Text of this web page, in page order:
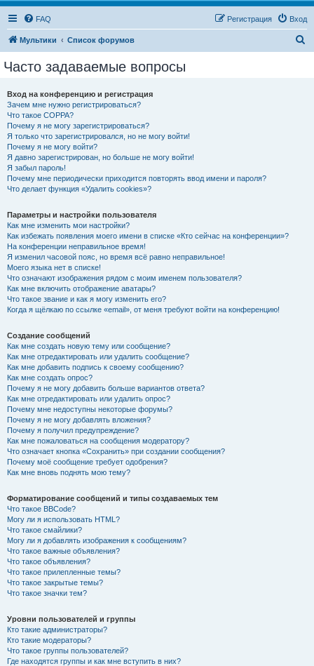
FAQ Вход
Регистрация
Мультики Список форумов
Часто задаваемые вопросы
Вход на конференцию и регистрация
Зачем мне нужно регистрироваться?
Что такое COPPA?
Почему я не могу зарегистрироваться?
Я только что зарегистрировался, но не могу войти!
Почему я не могу войти?
Я давно зарегистрирован, но больше не могу войти!
Я забыл пароль!
Почему мне периодически приходится повторять ввод имени и пароля?
Что делает функция «Удалить cookies»?
Параметры и настройки пользователя
Как мне изменить мои настройки?
Как избежать появления моего имени в списке «Кто сейчас на конференции»?
На конференции неправильное время!
Я изменил часовой пояс, но время всё равно неправильное!
Моего языка нет в списке!
Что означают изображения рядом с моим именем пользователя?
Как мне включить отображение аватары?
Что такое звание и как я могу изменить его?
Когда я щёлкаю по ссылке «email», от меня требуют войти на конференцию!
Создание сообщений
Как мне создать новую тему или сообщение?
Как мне отредактировать или удалить сообщение?
Как мне добавить подпись к своему сообщению?
Как мне создать опрос?
Почему я не могу добавить больше вариантов ответа?
Как мне отредактировать или удалить опрос?
Почему мне недоступны некоторые форумы?
Почему я не могу добавлять вложения?
Почему я получил предупреждение?
Как мне пожаловаться на сообщения модератору?
Что означает кнопка «Сохранить» при создании сообщения?
Почему моё сообщение требует одобрения?
Как мне вновь поднять мою тему?
Форматирование сообщений и типы создаваемых тем
Что такое BBCode?
Могу ли я использовать HTML?
Что такое смайлики?
Могу ли я добавлять изображения к сообщениям?
Что такое важные объявления?
Что такое объявления?
Что такое прилепленные темы?
Что такое закрытые темы?
Что такое значки тем?
Уровни пользователей и группы
Кто такие администраторы?
Кто такие модераторы?
Что такое группы пользователей?
Где находятся группы и как мне вступить в них?